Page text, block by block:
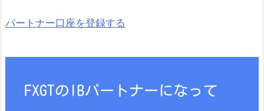
パートナー口座を登録する